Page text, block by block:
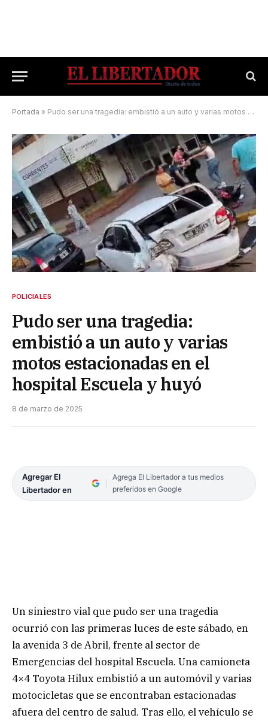
Portada » Pudo ser una tragedia: embistió a un auto y varias motos estacionadas en el hospital Escuela y huyó
POLICIALES
Pudo ser una tragedia:
embistió a un auto y varias
motos estacionadas en el
hospital Escuela y huyó
8 de marzo de 2025
Agregar El
Libertador en
Agrega El Libertador a tus medios
preferidos en Google
Un siniestro vial que pudo ser una tragedia
ocurrió con las primeras luces de este sábado, en
la avenida 3 de Abril, frente al sector de
Emergencias del hospital Escuela. Una camioneta
4×4 Toyota Hilux embistió a un automóvil y varias
motocicletas que se encontraban estacionadas
afuera del centro de salud. Tras ello, el vehículo se